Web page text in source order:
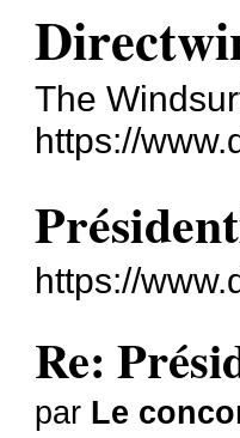
The
https://
https://
Re:
par Le